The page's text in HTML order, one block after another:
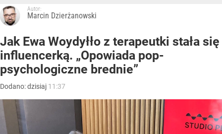
Autor:
Marcin Dzierżanowski
Jak Ewa Woydyłło z terapeutki stała się
influencerką. „Opowiada pop-
psychologiczne brednie”
Dodano:dzisiaj 11:37